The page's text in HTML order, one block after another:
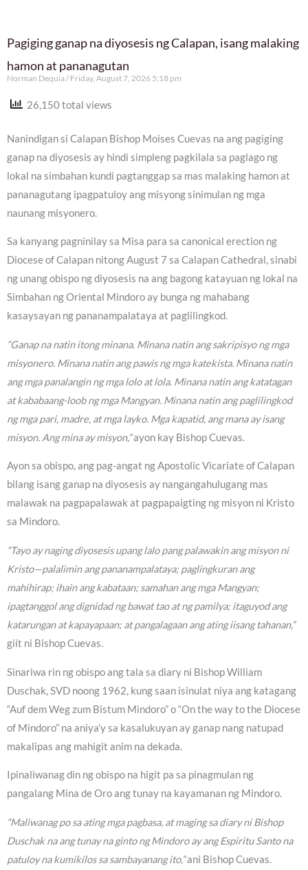
Pagiging ganap na diyosesis ng Calapan, isang malaking
hamon at pananagutan
Norman Dequia Friday, August 7, 2026 5:18 pm
26,150 total views
Nanindigan si Calapan Bishop Moises Cuevas na ang pagiging
ganap na diyosesis ay hindi simpleng pagkilala sa paglago ng
lokal na simbahan kundi pagtanggap sa mas malaking hamon at
pananagutang ipagpatuloy ang misyong sinimulan ng mga
naunang misyonero.
Sa kanyang pagninilay sa Misa para sa canonical erection ng
Diocese of Calapan nitong August 7 sa Calapan Cathedral, sinabi
ng unang obispo ng diyosesis na ang bagong katayuan ng lokal na
Simbahan ng Oriental Mindoro ay bunga ng mahabang
kasaysayan ng pananampalataya at paglilingkod.
“Ganap na natin itong minana. Minana natin ang sakripisyo ng mga
misyonero. Minana natin ang pawis ng mga katekista. Minana natin
ang mga panalangin ng mga lolo at lola. Minana natin ang katatagan
at kababaang-loob ng mga Mangyan. Minana natin ang paglilingkod
ng mga pari, madre, at mga layko. Mga kapatid, ang mana ay isang
misyon. Ang mina ay misyon,”ayon kay Bishop Cuevas.
Ayon sa obispo, ang pag-angat ng Apostolic Vicariate of Calapan
bilang isang ganap na diyosesis ay nangangahulugang mas
malawak na pagpapalawak at pagpapaigting ng misyon ni Kristo
sa Mindoro.
“Tayo ay naging diyosesis upang lalo pang palawakin ang misyon ni
Kristo—palalimin ang pananampalataya; paglingkuran ang
mahihirap; ihain ang kabataan; samahan ang mga Mangyan;
ipagtanggol ang dignidad ng bawat tao at ng pamilya; itaguyod ang
katarungan at kapayapaan; at pangalagaan ang ating iisang tahanan,”
giit ni Bishop Cuevas.
Sinariwa rin ng obispo ang tala sa diary ni Bishop William
Duschak, SVD noong 1962, kung saan isinulat niya ang katagang
“Auf dem Weg zum Bistum Mindoro” o “On the way to the Diocese
of Mindoro” na aniya’y sa kasalukuyan ay ganap nang natupad
makalipas ang mahigit anim na dekada.
Ipinaliwanag din ng obispo na higit pa sa pinagmulan ng
pangalang Mina de Oro ang tunay na kayamanan ng Mindoro.
“Maliwanag po sa ating mga pagbasa, at maging sa diary ni Bishop
Duschak na ang tunay na ginto ng Mindoro ay ang Espiritu Santo na
patuloy na kumikilos sa sambayanang ito,”ani Bishop Cuevas.